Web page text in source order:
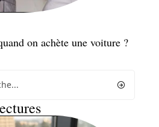
on achète une voiture ?